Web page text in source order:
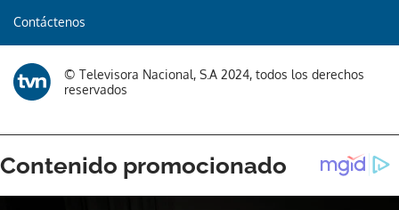
Contáctenos
© Televisora Nacional, S.A 2024, todos los derechos
reservados